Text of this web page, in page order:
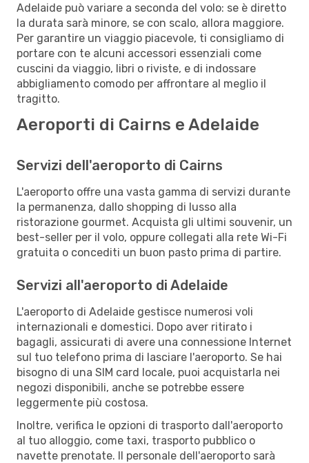
Adelaide può variare a seconda del volo: se è diretto
la durata sarà minore, se con scalo, allora maggiore.
Per garantire un viaggio piacevole, ti consigliamo di
portare con te alcuni accessori essenziali come
cuscini da viaggio, libri o riviste, e di indossare
abbigliamento comodo per affrontare al meglio il
tragitto.
Aeroporti di Cairns e Adelaide
Servizi dell'aeroporto di Cairns
L'aeroporto offre una vasta gamma di servizi durante
la permanenza, dallo shopping di lusso alla
ristorazione gourmet. Acquista gli ultimi souvenir, un
best-seller per il volo, oppure collegati alla rete Wi-Fi
gratuita o concediti un buon pasto prima di partire.
Servizi all'aeroporto di Adelaide
L'aeroporto di Adelaide gestisce numerosi voli
internazionali e domestici. Dopo aver ritirato i
bagagli, assicurati di avere una connessione Internet
sul tuo telefono prima di lasciare l'aeroporto. Se hai
bisogno di una SIM card locale, puoi acquistarla nei
negozi disponibili, anche se potrebbe essere
leggermente più costosa.
Inoltre, verifica le opzioni di trasporto dall'aeroporto
al tuo alloggio, come taxi, trasporto pubblico o
navette prenotate. Il personale dell'aeroporto sarà